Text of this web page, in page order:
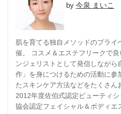
今泉 まいこ
肌を育てる独自メソッドのプライ
催。 コスメ＆エステフリークで
ンジェリストとして発信しながら
作」を身につけるための活動に参
たスキンケア方法などをたくさん
2012年度佐伯式認定ビューティ
協会認定フェイシャル＆ボディエ